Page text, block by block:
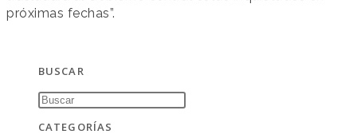
próximas fechas”.
BUSCAR
CATEGORÍAS